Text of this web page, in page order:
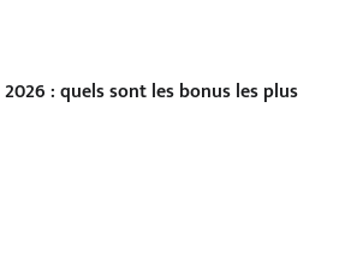
: quels sont les bonus les plus